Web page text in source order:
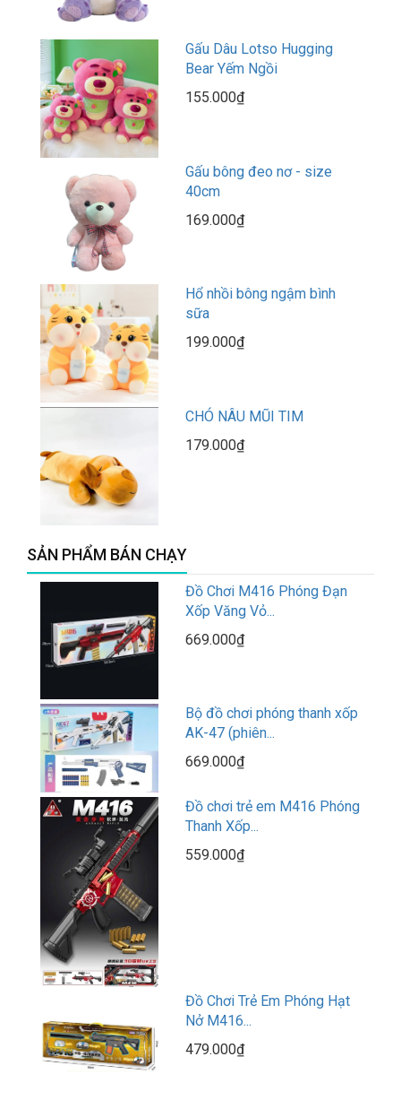
Gấu Dâu Lotso Hugging
Bear Yếm Ngồi
155.000₫
Gấu bông đeo nơ - size
40cm
169.000₫
Hổ nhồi bông ngậm bình
sữa
199.000₫
CHÓ NÂU MŨI TIM
179.000₫
SẢN PHẨM BÁN CHẠY
Đồ Chơi M416 Phóng Đạn
Xốp Văng Vỏ...
669.000₫
Bộ đồ chơi phóng thanh xốp
AK-47 (phiên...
669.000₫
Đồ chơi trẻ em M416 Phóng
Thanh Xốp...
559.000₫
Đồ Chơi Trẻ Em Phóng Hạt
Nở M416...
479.000₫